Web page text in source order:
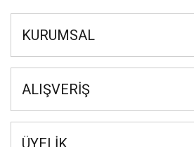
KURUMSAL
ALIŞVERİŞ
ÜYELİK